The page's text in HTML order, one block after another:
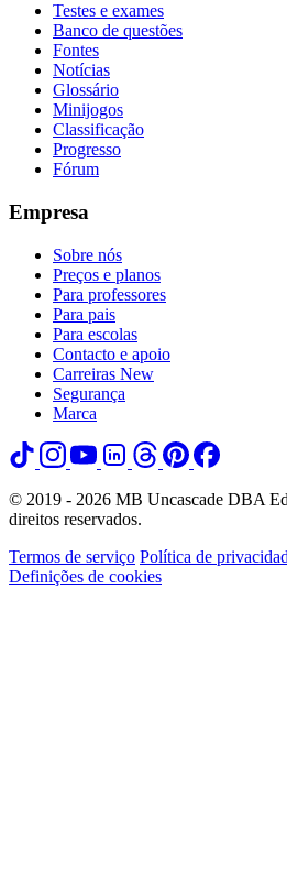
Testes e exames
Banco de questões
Fontes
Notícias
Glossário
Minijogos
Classificação
Progresso
Fórum
Empresa
Sobre nós
Preços e planos
Para professores
Para pais
Para escolas
Contacto e apoio
Carreiras New
Segurança
Marca
© 2019 - 2026 MB Uncascade DBA
direitos reservados.
Termos de serviço Política de
Definições de cookies